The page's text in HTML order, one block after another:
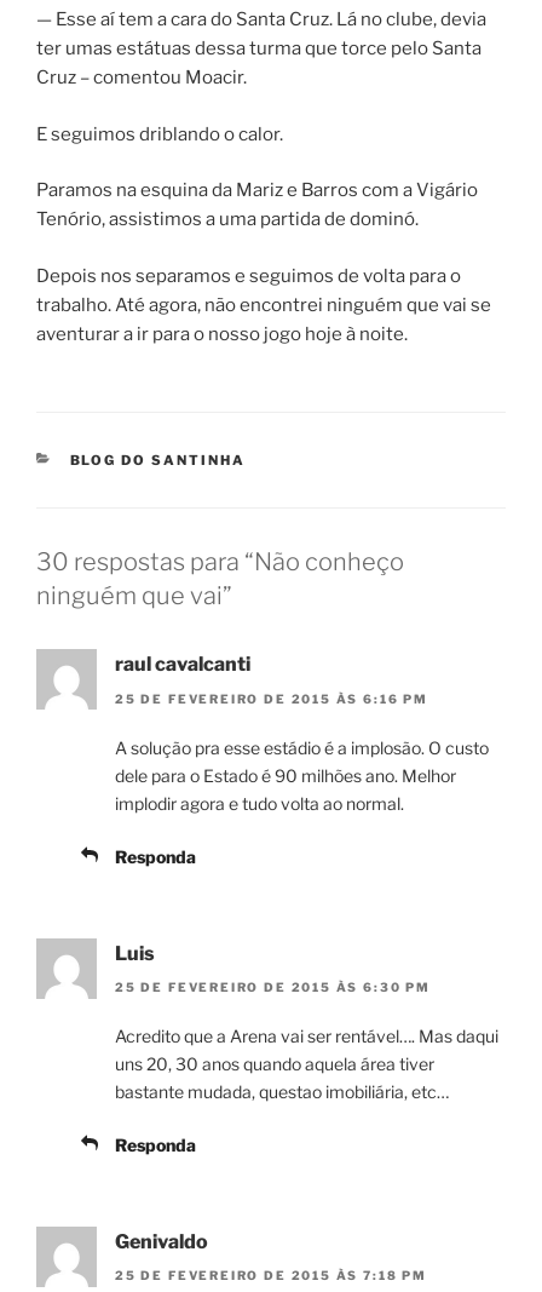
— Esse aí tem a cara do Santa Cruz. Lá no clube, devia
ter umas estátuas dessa turma que torce pelo Santa
Cruz – comentou Moacir.
E seguimos driblando o calor.
Paramos na esquina da Mariz e Barros com a Vigário
Tenório, assistimos a uma partida de dominó.
Depois nos separamos e seguimos de volta para o
trabalho. Até agora, não encontrei ninguém que vai se
aventurar a ir para o nosso jogo hoje à noite.
CATEGORIAS
BLOG DO SANTINHA
30 respostas para “Não conheço
ninguém que vai”
raul cavalcanti
25 DE FEVEREIRO DE 2015 ÀS 6:16 PM
A solução pra esse estádio é a implosão. O custo
dele para o Estado é 90 milhões ano. Melhor
implodir agora e tudo volta ao normal.
Responda
Luis
25 DE FEVEREIRO DE 2015 ÀS 6:30 PM
Acredito que a Arena vai ser rentável…. Mas daqui
uns 20, 30 anos quando aquela área tiver
bastante mudada, questao imobiliária, etc…
Responda
Genivaldo
25 DE FEVEREIRO DE 2015 ÀS 7:18 PM